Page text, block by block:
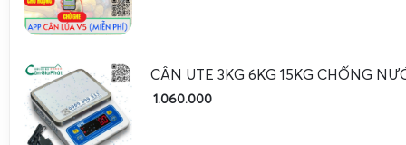
Vật liệu sàn
Chức năng chính
CÂN UTE 3KG 6KG 15KG CHỐNG
1.060.000